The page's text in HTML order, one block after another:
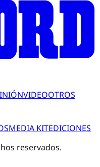
VIDEOOTROS
MEDIA KITEDICIONES
reservados.